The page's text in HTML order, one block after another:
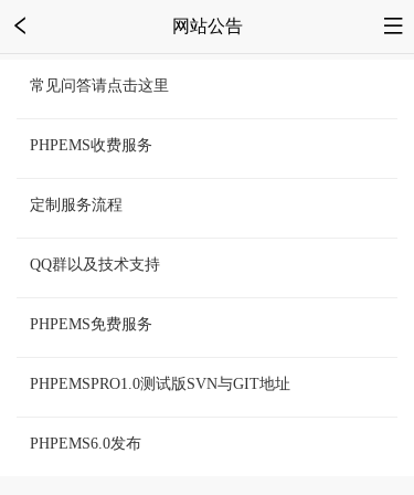
网站公告
常见问答请点击这里
PHPEMS收费服务
定制服务流程
QQ群以及技术支持
PHPEMS免费服务
PHPEMSPRO1.0测试版SVN与GIT地址
PHPEMS6.0发布